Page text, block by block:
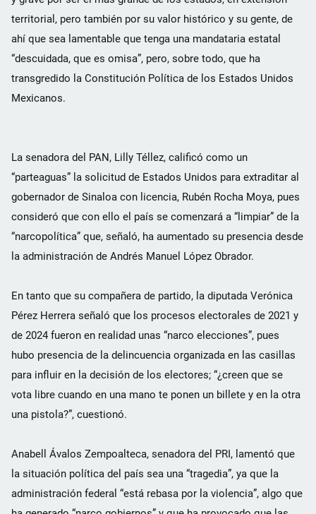
territorial, pero también por su valor histórico y su gente, de
ahí que sea lamentable que tenga una mandataria estatal
“descuidada, que es omisa”, pero, sobre todo, que ha
transgredido la Constitución Política de los Estados Unidos
Mexicanos.
La senadora del PAN, Lilly Téllez, calificó como un
“parteaguas” la solicitud de Estados Unidos para extraditar al
gobernador de Sinaloa con licencia, Rubén Rocha Moya, pues
consideró que con ello el país se comenzará a “limpiar” de la
“narcopolítica” que, señaló, ha aumentado su presencia desde
la administración de Andrés Manuel López Obrador.
En tanto que su compañera de partido, la diputada Verónica
Pérez Herrera señaló que los procesos electorales de 2021 y
de 2024 fueron en realidad unas “narco elecciones”, pues
hubo presencia de la delincuencia organizada en las casillas
para influir en la decisión de los electores; “¿creen que se
vota libre cuando en una mano te ponen un billete y en la otra
una pistola?”, cuestionó.
Anabell Ávalos Zempoalteca, senadora del PRI, lamentó que
la situación política del país sea una “tragedia”, ya que la
administración federal “está rebasa por la violencia”, algo que